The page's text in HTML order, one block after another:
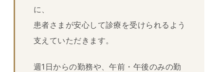
に、
患者さまが安心して診療を受けられるよう
支えていただきます。
週1日からの勤務や、午前・午後のみの勤